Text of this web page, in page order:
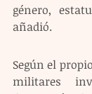
género,
añadió.
Según el
militares